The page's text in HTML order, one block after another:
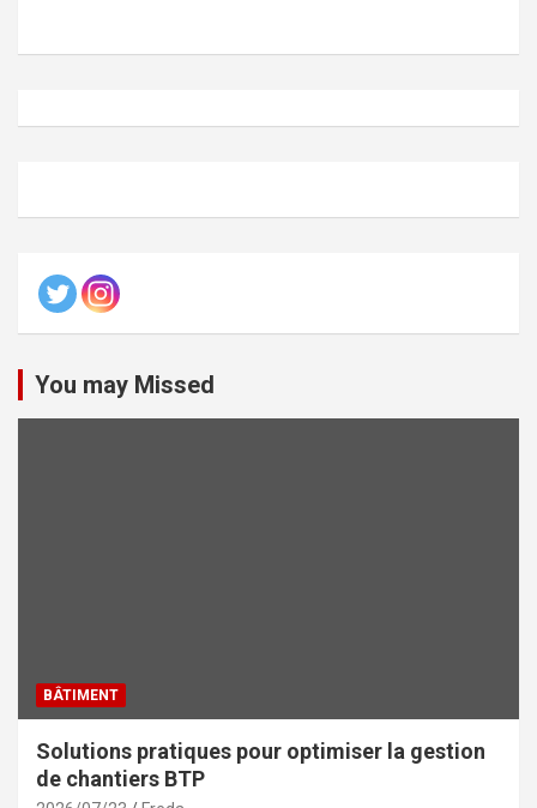
You may Missed
BÂTIMENT
Solutions pratiques pour optimiser la gestion
de chantiers BTP